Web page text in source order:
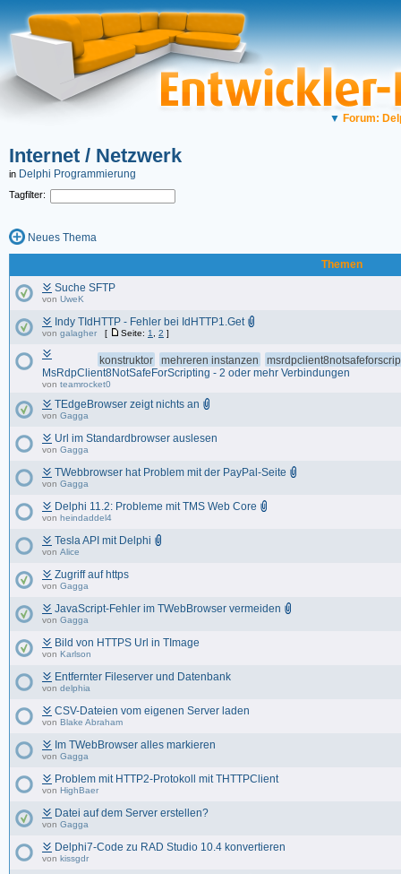
▼ Forum:
Internet / Netzwerk
in Delphi Programmierung
Tagfilter:
Neues Thema
Themen
Suche SFTP
von UweK
Indy TIdHTTP - Fehler bei IdHTTP1.Get
von galagher [ Seite: 1 2 ]
konstruktor mehreren instanzen
MsRdpClient8NotSafeForScripting - 2 oder mehr Verbindungen
von teamrocket0
TEdgeBrowser zeigt nichts an
von Gagga
Url im Standardbrowser auslesen
von Gagga
TWebbrowser hat Problem mit der PayPal-Seite
von Gagga
Delphi 11.2: Probleme mit TMS Web Core
von heindaddel4
Tesla API mit Delphi
von Alice
Zugriff auf https
von Gagga
JavaScript-Fehler im TWebBrowser vermeiden
von Gagga
Bild von HTTPS Url in TImage
von Karlson
Entfernter Fileserver und Datenbank
von delphia
CSV-Dateien vom eigenen Server laden
von Blake Abraham
Im TWebBrowser alles markieren
von Gagga
Problem mit HTTP2-Protokoll mit THTTPClient
von HighBaer
Datei auf dem Server erstellen?
von Gagga
Delphi7-Code zu RAD Studio 10.4 konvertieren
von kissgdr